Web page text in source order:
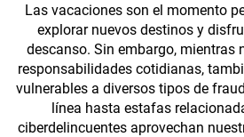
Las vacaciones son el momento
explorar nuevos destinos y
descanso. Sin embargo, mientras
responsabilidades cotidianas,
vulnerables a diversos tipos de
línea hasta estafas
ciberdelincuentes aprovechan